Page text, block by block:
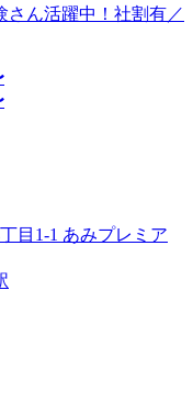
ん活躍中！社割有／
目1-1 あみプレミア